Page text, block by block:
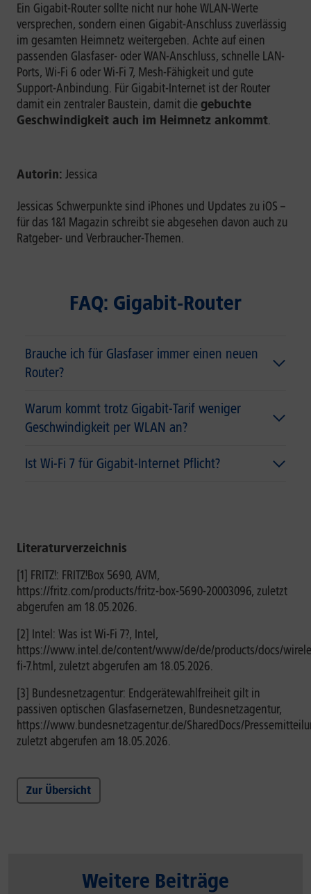
Ein Gigabit-Router sollte nicht nur hohe WLAN-Werte
versprechen, sondern einen Gigabit-Anschluss zuverlässig
im gesamten Heimnetz weitergeben. Achte auf einen
passenden Glasfaser- oder WAN-Anschluss, schnelle LAN-
Ports, Wi-Fi 6 oder Wi-Fi 7, Mesh-Fähigkeit und gute
Support-Anbindung. Für Gigabit-Internet ist der Router
damit ein zentraler Baustein, damit diegebuchte
Geschwindigkeit auch im Heimnetz ankommt.
Autorin: Jessica
Jessicas Schwerpunkte sind iPhones und Updates zu iOS –
für das 1&1 Magazin schreibt sie abgesehen davon auch zu
Ratgeber- und Verbraucher-Themen.
FAQ: Gigabit-Router
Brauche ich für Glasfaser immer einen neuen
Router?
Warum kommt trotz Gigabit-Tarif weniger
Geschwindigkeit per WLAN an?
Ist Wi-Fi 7 für Gigabit-Internet Pflicht?
Literaturverzeichnis
[1] FRITZ!: FRITZ!Box 5690, AVM,
https://fritz.com/products/fritz-box-5690-20003096, zuletzt
abgerufen am 18.05.2026.
[2] Intel: Was ist Wi-Fi 7?, Intel,
https://www.intel.de/content/www/de/de/products/docs/
fi-7.html, zuletzt abgerufen am 18.05.2026.
[3] Bundesnetzagentur: Endgerätewahlfreiheit gilt in
passiven optischen Glasfasernetzen, Bundesnetzagentur,
https://www.bundesnetzagentur.de/SharedDocs/
zuletzt abgerufen am 18.05.2026.
Zur Übersicht
Weitere Beiträge